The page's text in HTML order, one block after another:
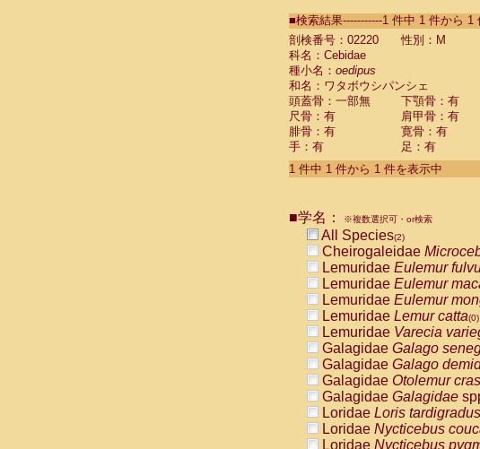
CebidaeSaguinus
Cebidae Saguinus
Cebidae
Cebidae
CebidaeSaguinus
Cebidae Saguinus
Cebidae Saguinus
Cebidae Saguinusspp.
Cebidae Aotus trivirgatus
Cebidae Cebus albifrons
CebidaeCebus
CebidaeCebus
CebidaeSaimiri
CebidaeSaimiri
AtelidaeAlouatta caraya
AtelidaeAlouatta fusca(0)
AtelidaeAlouatta
AtelidaeAlouattaspp.(0)
AtelidaeAteles
AtelidaeAteles geoffroyi
AtelidaeAteles paniscus
AtelidaeAtelesspp.(0)
Atelidae Lagothrix
AtelidaeLagothrix
PitheciidaeCacajao
■検索結果-----------1 件中 1 件から 1
剖検番号：02220
性別：M
科名：Cebidae
種小名： oedipus
和名：ワタボウシパンシェ
頭蓋骨：一部無
下顎骨：有
尺骨：有
肩甲骨：有
腓骨：有
寛骨：有
手：有
足：有
1 件中 1 件から 1 件を表示中
■学名： ※複数選択可・or検索
All Species(2)
Cheirogaleidae
Lemuridae Eulemur
Lemuridae Eulemur
Lemuridae Eulemur
Lemuridae Lemur catta(0)
Lemuridae Varecia
Galagidae Galago
Galagidae Galago
Galagidae Otolemur
Galagidae Galagidae
Loridae Loris tardigradus
Loridae Nycticebus
Loridae Nycticebus